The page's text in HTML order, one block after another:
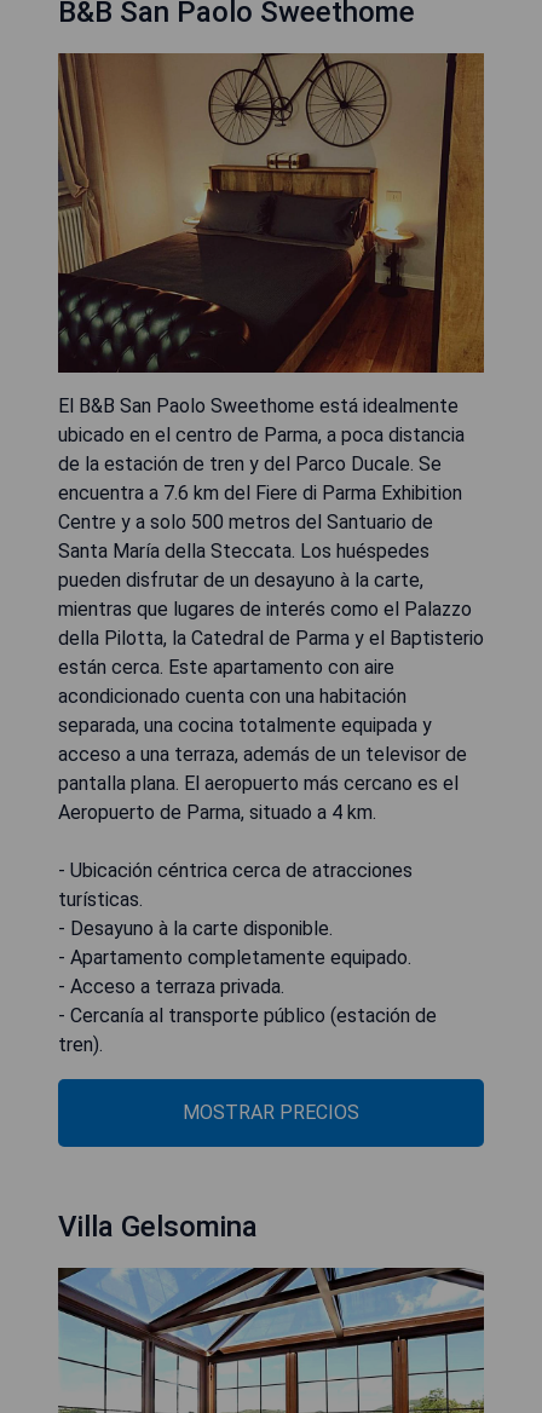
B&B San Paolo Sweethome
El B&B San Paolo Sweethome está idealmente
ubicado en el centro de Parma, a poca distancia
de la estación de tren y del Parco Ducale. Se
encuentra a 7.6 km del Fiere di Parma Exhibition
Centre y a solo 500 metros del Santuario de
Santa María della Steccata. Los huéspedes
pueden disfrutar de un desayuno à la carte,
mientras que lugares de interés como el Palazzo
della Pilotta, la Catedral de Parma y el Baptisterio
están cerca. Este apartamento con aire
acondicionado cuenta con una habitación
separada, una cocina totalmente equipada y
acceso a una terraza, además de un televisor de
pantalla plana. El aeropuerto más cercano es el
Aeropuerto de Parma, situado a 4 km.
- Ubicación céntrica cerca de atracciones
turísticas.
- Desayuno à la carte disponible.
- Apartamento completamente equipado.
- Acceso a terraza privada.
- Cercanía al transporte público (estación de
tren).
MOSTRAR PRECIOS
Villa Gelsomina